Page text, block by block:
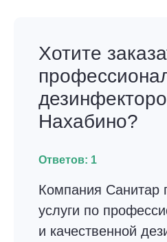
Хотите
Нахабино?
Ответов: 1
Компания Санитар
услуги по
и качественной